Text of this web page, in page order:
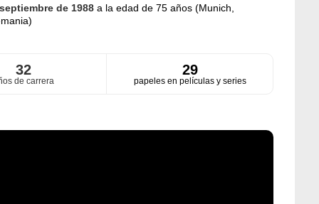
de 1988 a la edad de 75 años (Munich,
32
de carrera
29
papeles en películas y series